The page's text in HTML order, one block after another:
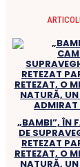
„BAMBI”, ÎN
DE
RETEZAT
RETEZAT, O
NATURĂ, UN